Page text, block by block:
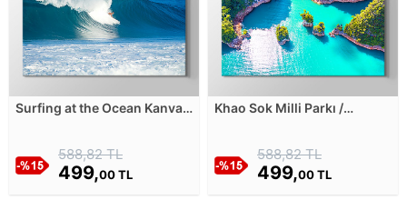
Surfing at the Ocean Kanvas
588,82 TL
499,00 TL
Khao Sok Milli Parkı /
588,82 TL
499,00 TL